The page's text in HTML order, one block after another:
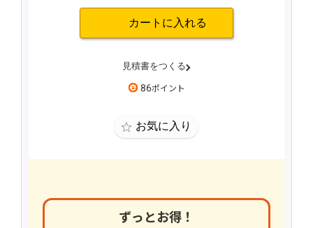
86
ずっとお得！